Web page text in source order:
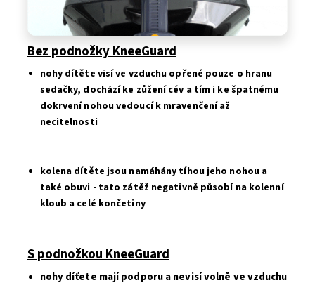
Bez podnožky KneeGuard
nohy dítěte visí ve vzduchu opřené pouze o hranu
sedačky, dochází ke zůžení cév a tím i ke špatnému
dokrvení nohou vedoucí k mravenčení až
necitelnosti
kolena dítěte jsou namáhány tíhou jeho nohou a
také obuvi - tato zátěž negativně působí na kolenní
kloub a celé končetiny
S podnožkou KneeGuard
nohy díťete mají podporu a nevisí volně ve vzduchu